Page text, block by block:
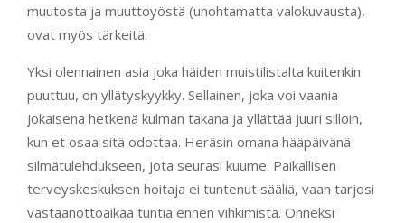
muutosta ja muuttoyöstä (unohtamatta valokuvausta),
ovat myös tärkeitä.
Yksi olennainen asia joka häiden muistilistalta kuitenkin
puuttuu, on yllätyskyykky. Sellainen, joka voi vaania
jokaisena hetkenä kulman takana ja yllättää juuri silloin,
kun et osaa sitä odottaa. Heräsin omana hääpäivänä
silmätulehdukseen, jota seurasi kuume. Paikallisen
terveyskeskuksen hoitaja ei tuntenut sääliä, vaan tarjosi
vastaanottoaikaa tuntia ennen vihkimistä. Onneksi